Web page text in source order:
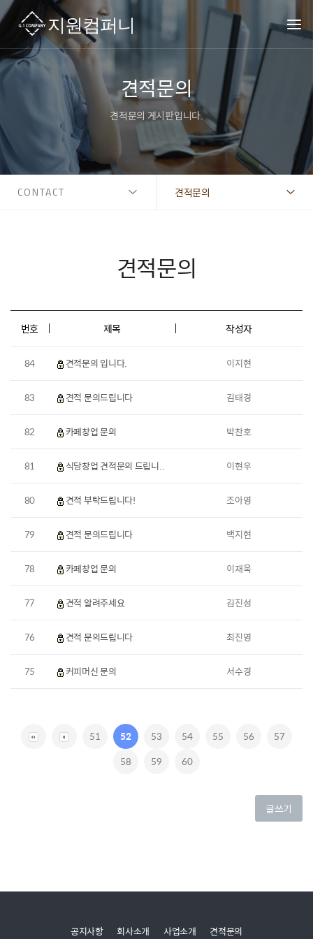
견적문의
견적문의 게시판입니다.
CONTACT 견적문의
견적문의
번호 제목 작성자
84 견적문의 입니다. 이지현
83 견적 문의드립니다 김태경
82 카페창업 문의 박찬호
81 식당창업 견적문의 드립니.. 이현우
80 견적 부탁드립니다! 조아영
79 견적 문의드립니다 백지현
78 카페창업 문의 이재욱
77 견적 알려주세요 김진성
76 견적 문의드립니다 최진영
75 커피머신 문의 서수경
51 52 53 54 55 56
57
58
59 60
글쓰기
공지사항 회사소개 사업소개 견적문의